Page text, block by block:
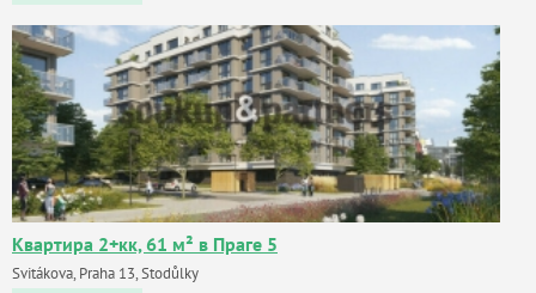
Квартира 2+кк, 61 м² в Праге 5
Svitákova, Praha 13, Stodůlky